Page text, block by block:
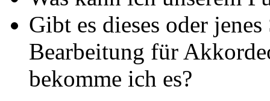
Gibt es dieses oder
Bearbeitung für
bekomme ich es?